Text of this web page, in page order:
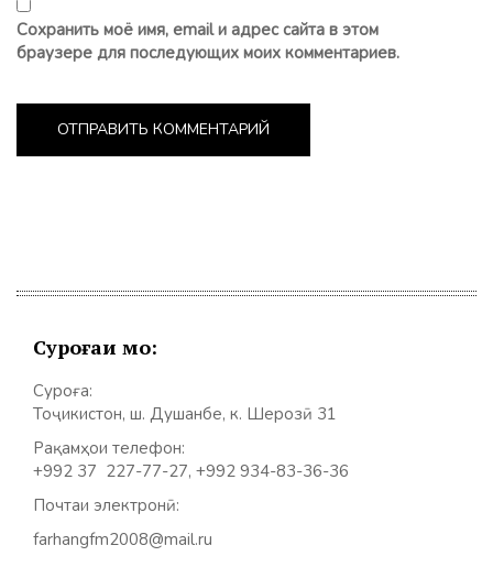
Сохранить моё имя, email и адрес сайта в этом
браузере для последующих моих комментариев.
Суроғаи мо:
Суроға:
Тоҷикистон, ш. Душанбе, к. Шерозӣ 31
Рақамҳои телефон:
+992 37 227-77-27, +992 934-83-36-36
Почтаи электронӣ:
farhangfm2008@mail.ru